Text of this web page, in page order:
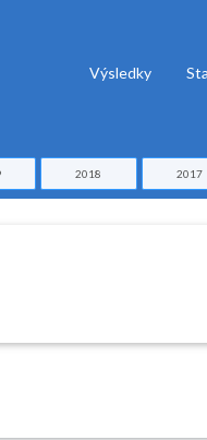
Výsledky
2018 2017